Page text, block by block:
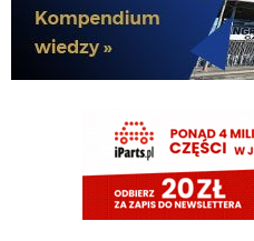
Xucatlan 06.08.2026 17:00
A to jest jakiś limit ilu możesz mieć
chodzi o fundusze. Gdyby nie kwestia
a potem martwiono się gdzie
z jakiego powodu? każdy wie że
sprzedawać i nas wyczekują. to samo
też może zostać w kadrze i tyle, ale to
06.08.2026 16:58